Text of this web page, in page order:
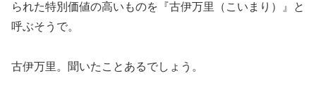
られた特別価値の高いものを『古伊万里（こいまり）』と
呼ぶそうで。
古伊万里。聞いたことあるでしょう。